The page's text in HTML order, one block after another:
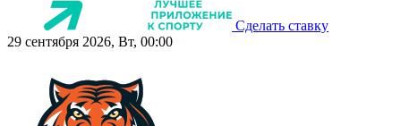
Сделать ставку
29 сентября 2026, Вт, 00:00